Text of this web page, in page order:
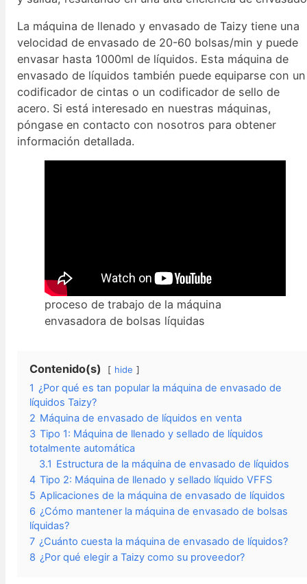
La máquina de llenado y envasado de Taizy tiene una
velocidad de envasado de 20-60 bolsas/min y puede
envasar hasta 1000ml de líquidos. Esta máquina de
envasado de líquidos también puede equiparse con un
codificador de cintas o un codificador de sello de
acero. Si está interesado en nuestras máquinas,
póngase en contacto con nosotros para obtener
información detallada.
proceso de trabajo de la máquina
envasadora de bolsas líquidas
Contenido(s) hide
1 ¿Por qué es tan popular la máquina de envasado de
líquidos Taizy?
2 Máquina de envasado de líquidos en venta
3 Tipo 1: Máquina de llenado y sellado de líquidos
totalmente automática
3.1 Estructura de la máquina de envasado de líquidos
4 Tipo 2: Máquina de llenado y sellado líquido VFFS
5 Aplicaciones de la máquina de envasado de líquidos
6 ¿Cómo mantener la máquina de envasado de bolsas
líquidas?
7 ¿Cuánto cuesta la máquina de envasado de líquidos?
8 ¿Por qué elegir a Taizy como su proveedor?